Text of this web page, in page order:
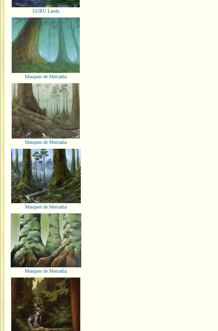
GURU Lands
Masques de Mercadia
Masques de Mercadia
Masques de Mercadia
Masques de Mercadia